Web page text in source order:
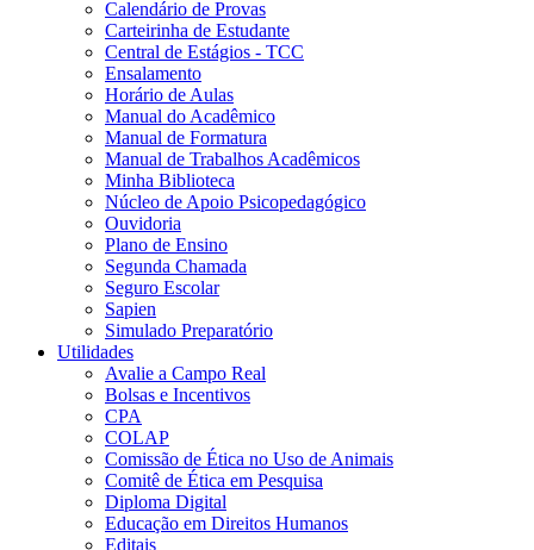
Calendário de Provas
Carteirinha de Estudante
Central de Estágios - TCC
Ensalamento
Horário de Aulas
Manual do Acadêmico
Manual de Formatura
Manual de Trabalhos Acadêmicos
Minha Biblioteca
Núcleo de Apoio Psicopedagógico
Ouvidoria
Plano de Ensino
Segunda Chamada
Seguro Escolar
Sapien
Simulado Preparatório
Utilidades
Avalie a Campo Real
Bolsas e Incentivos
CPA
COLAP
Comissão de Ética no Uso de Animais
Comitê de Ética em Pesquisa
Diploma Digital
Educação em Direitos Humanos
Editais